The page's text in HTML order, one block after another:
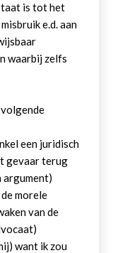
is tot het
e.d. aan
waarbij zelfs
een juridisch
gevaar terug
argument)
morele
van de
want ik zou